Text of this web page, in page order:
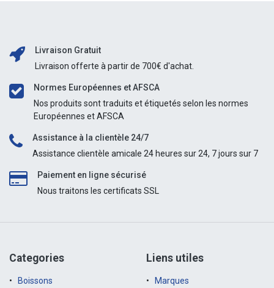
Livraison Gratuit
Livraison offerte à partir de 700€ d'achat.
Normes Européennes et AFSCA
Nos produits sont traduits et étiquetés selon les normes
Européennes et AFSCA
Assistance à la clientèle 24/7
Assistance clientèle amicale 24 heures sur 24, 7 jours sur 7
Paiement en ligne sécurisé
Nous traitons les certificats SSL
Categories
Boissons
Liens utiles
Marques